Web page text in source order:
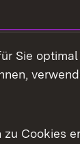
Sie
Cookies